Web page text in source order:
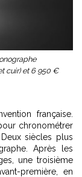
cuir) et 6 950 €
française.
chronométrer
siècles plus
Après les
une troisième
première, en